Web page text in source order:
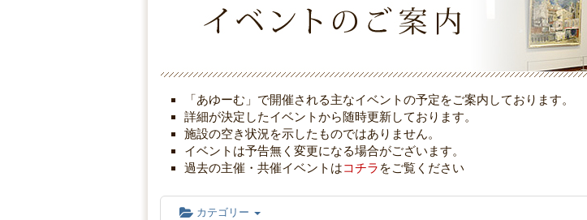
「あゆーむ」で開催される主なイベントの予定をご案内しております。
詳細が決定したイベントから随時更新しております。
施設の空き状況を示したものではありません。
イベントは予告無く変更になる場合がございます。
過去の主催・共催イベントはコチラ をご覧ください
カテゴリー